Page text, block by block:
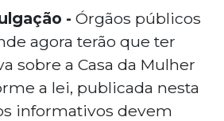
- Órgãos públicos
agora terão que ter
sobre a Casa da Mulher
a lei, publicada nesta
informativos devem